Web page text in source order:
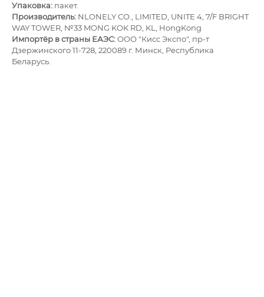
Упаковка: пакет.
Производитель: NLONELY CO., LIMITED, UNITE 4, 7/F BRIGHT
WAY TOWER, №33 MONG KOK RD, KL, HongKong
Импортёр в страны ЕАЭС:ОOО "Кисс Экспо", пр-т
Дзержинского 11-728, 220089 г. Минск, Республика
Беларусь.